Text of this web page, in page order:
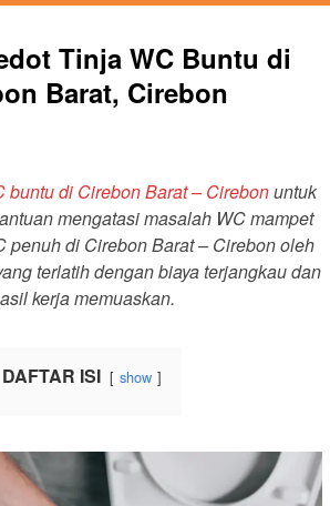
Tinja WC Buntu di
Barat, Cirebon
buntu di Cirebon Barat – Cirebonuntuk
mengatasi masalah WC mampet
penuh di Cirebon Barat – Cirebon oleh
terlatih dengan biaya terjangkau dan
kerja memuaskan.
DAFTAR ISI show